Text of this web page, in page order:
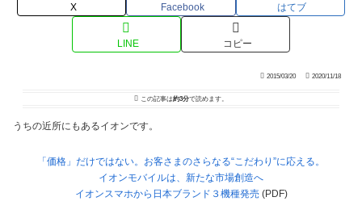
X Facebook はてブ
LINE コピー
2015/03/20 2020/11/18
この記事は約3分で読めます。
うちの近所にもあるイオンです。
「価格」だけではない。お客さまのさらなる“こだわり”に応える。
イオンモバイルは、新たな市場創造へ
イオンスマホから日本ブランド３機種発売 (PDF)